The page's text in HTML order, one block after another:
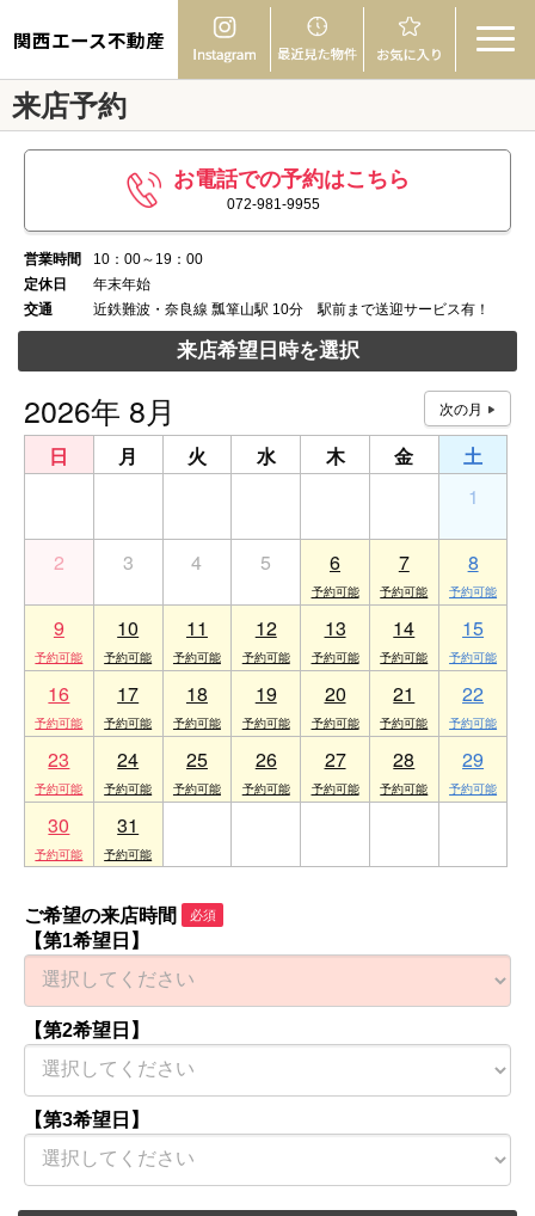
関西エース不動産
来店予約
お電話での予約はこちら
072-981-9955
営業時間
10：00～19：00
定休日
年末年始
交通
近鉄難波・奈良線 瓢箪山駅 10分 駅前まで送迎サービス有！
来店希望日時を選択
2026年 8月
日 月 火 水 木 金
土
1
2 3 4 5 6 7 8
9 10 11 12 13 14 15
16 17 18 19 20 21 22
23 24 25 26 27 28 29
30 31
ご希望の来店時間 必須
【第1希望日】
【第2希望日】
【第3希望日】